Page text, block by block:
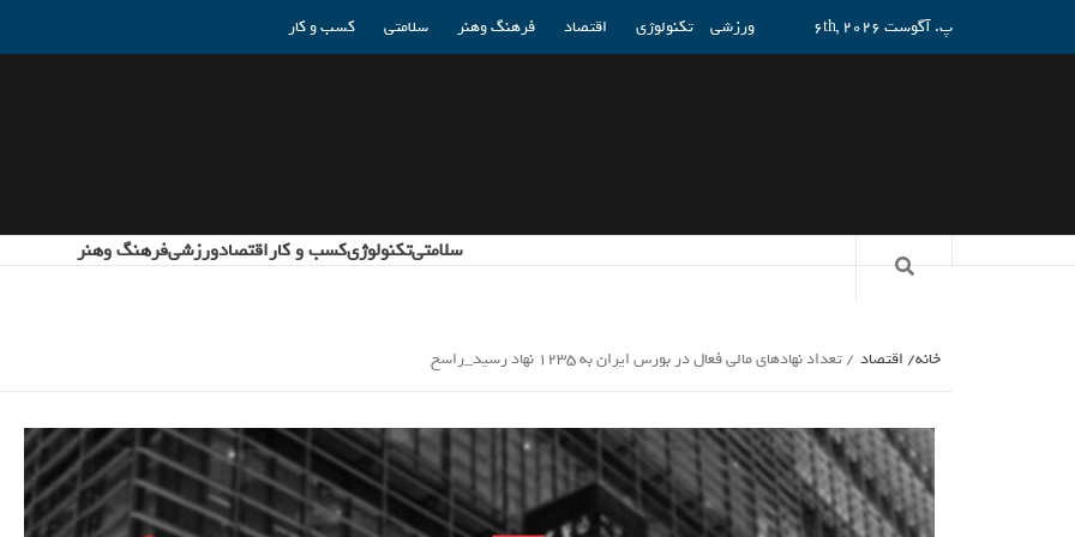
پ. آگوست 6th, 2026 ورزشی تکنولوژی اقتصاد فرهنگ وهنر سلامتی کسب و کار
سلامتیتکنولوژیکسب و کاراقتصادورزشیفرهنگ وهنر
خانه اقتصاد تعداد نهادهای مالی فعال در بورس ایران به 1235 نهاد رسید_راسخ